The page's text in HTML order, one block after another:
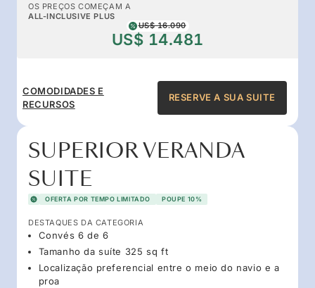
OS PREÇOS COMEÇAM A
ALL-INCLUSIVE PLUS
US$ 16.090
US$ 14.481
COMODIDADES E
RECURSOS
RESERVE A SUA SUITE
SUPERIOR VERANDA
SUITE
OFERTA POR TEMPO LIMITADO POUPE 10%
DESTAQUES DA CATEGORIA
Convés 6 de 6
Tamanho da suíte 325 sq ft
Localização preferencial entre o meio do navio e a
proa